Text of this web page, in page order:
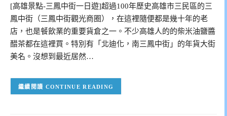
[高雄景點-三鳳中街一日遊]超過100年歷史高雄市三民區的三
鳳中街（三鳳中街觀光商圈），在這裡隨便都是幾十年的老
店，也是餐飲業的重要貨倉之一。不少高雄人的的柴米油鹽醬
醋茶都在這裡買。特別有「北迪化，南三鳳中街」的年貨大街
美名。沒想到最近居然…
CONTINUE READING